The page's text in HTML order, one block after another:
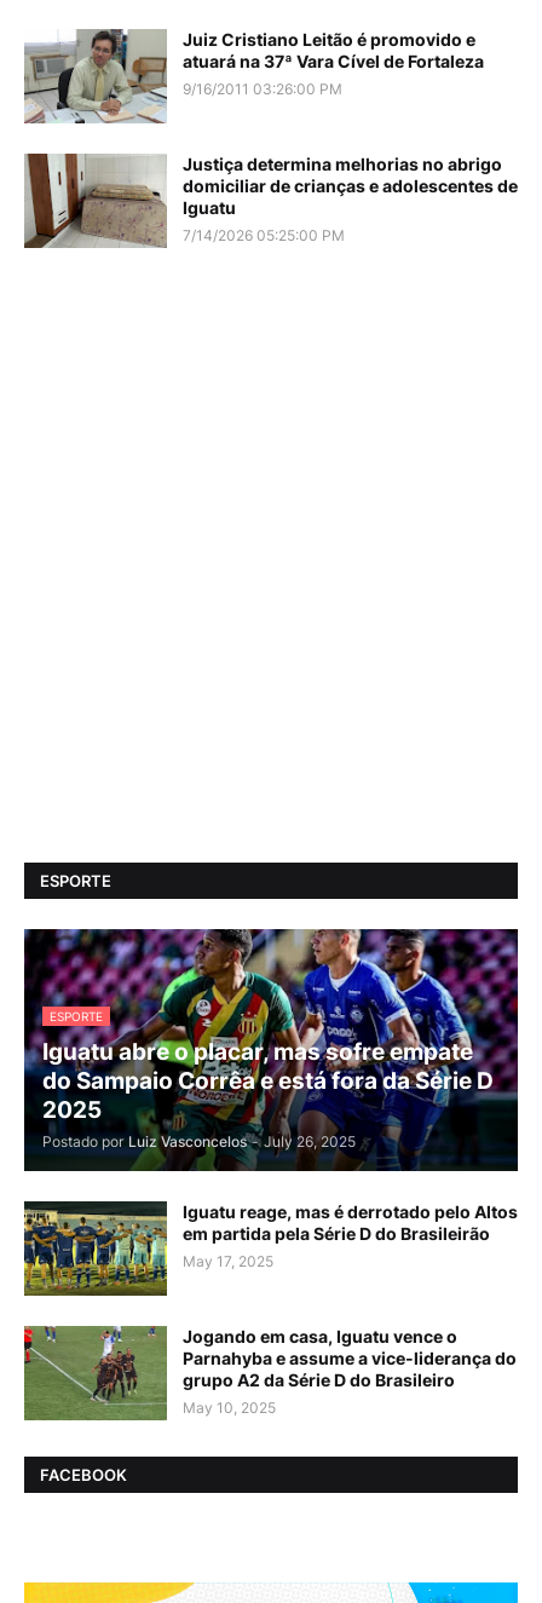
Juiz Cristiano Leitão é promovido e
atuará na 37ª Vara Cível de Fortaleza
9/16/2011 03:26:00 PM
Justiça determina melhorias no abrigo
domiciliar de crianças e adolescentes de
Iguatu
7/14/2026 05:25:00 PM
ESPORTE
ESPORTE
Iguatu abre o placar, mas sofre empate
do Sampaio Corrêa e está fora da Série D
2025
Postado por Luiz Vasconcelos - July 26, 2025
Iguatu reage, mas é derrotado pelo Altos
em partida pela Série D do Brasileirão
May 17, 2025
Jogando em casa, Iguatu vence o
Parnahyba e assume a vice-liderança do
grupo A2 da Série D do Brasileiro
May 10, 2025
FACEBOOK